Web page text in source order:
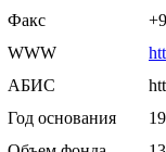
Факс
WWW
АБИС
Год основания